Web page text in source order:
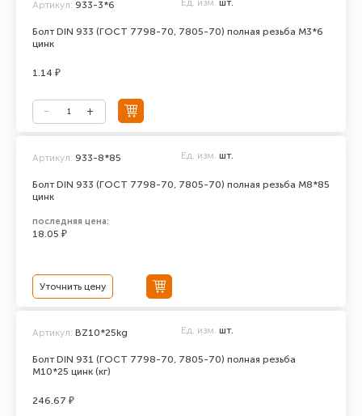
Болт DIN 933 (ГОСТ 7798-70, 7805-70) полная резьба М3*6
цинк
Артикул: 933-3*6 Ед. изм. шт.
1.14 ₽
Болт DIN 933 (ГОСТ 7798-70, 7805-70) полная резьба М8*85
цинк
Артикул: 933-8*85 Ед. изм. шт.
последняя цена:
18.05 ₽
Уточнить цену
Болт DIN 931 (ГОСТ 7798-70, 7805-70) полная резьба
М10*25 цинк (кг)
Артикул: BZ10*25kg Ед. изм. шт.
246.67 ₽